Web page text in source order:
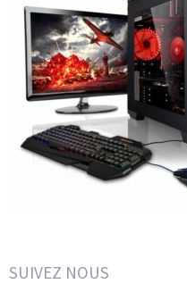
SUIVEZ NOUS